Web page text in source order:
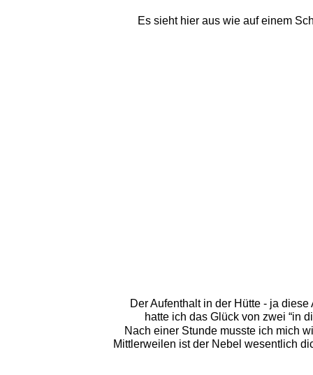
Es sieht hier aus wie auf einem
Der Aufenthalt in der Hütte - ja
hatte ich das Glück von zwei “in
Nach einer Stunde musste ich mich
Mittlerweilen ist der Nebel wesentlich